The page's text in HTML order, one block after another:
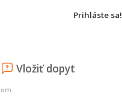
Prihláste sa!
Vložiť dopyt